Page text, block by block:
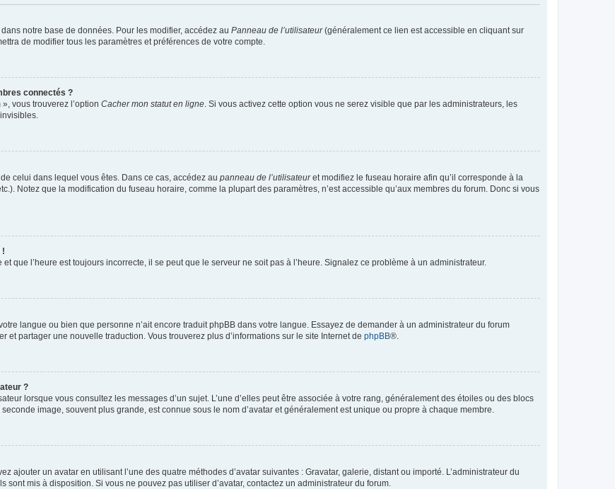
notre base de données. Pour les modifier, accédez au Panneau de l’utilisateur(généralement ce lien est accessible en cliquant sur
de modifier tous les paramètres et préférences de votre compte.
connectés ?
vous trouverez l’option Cacher mon statut en ligne . Si vous activez cette option vous ne serez visible que par les administrateurs, les
celui dans lequel vous êtes. Dans ce cas, accédez au panneau de l’utilisateuret modifiez le fuseau horaire afin qu’il corresponde à la
Notez que la modification du fuseau horaire, comme la plupart des paramètres, n’est accessible qu’aux membres du forum. Donc si vous
!
que l’heure est toujours incorrecte, il se peut que le serveur ne soit pas à l’heure. Signalez ce problème à un administrateur.
langue ou bien que personne n’ait encore traduit phpBB dans votre langue. Essayez de demander à un administrateur du forum
et partager une nouvelle traduction. Vous trouverez plus d’informations sur le site Internet de phpBB®.
?
lorsque vous consultez les messages d’un sujet. L’une d’elles peut être associée à votre rang, généralement des étoiles ou des blocs
image, souvent plus grande, est connue sous le nom d’avatar et généralement est unique ou propre à chaque membre.
ajouter un avatar en utilisant l’une des quatre méthodes d’avatar suivantes : Gravatar, galerie, distant ou importé. L’administrateur du
mis à disposition. Si vous ne pouvez pas utiliser d’avatar, contactez un administrateur du forum.